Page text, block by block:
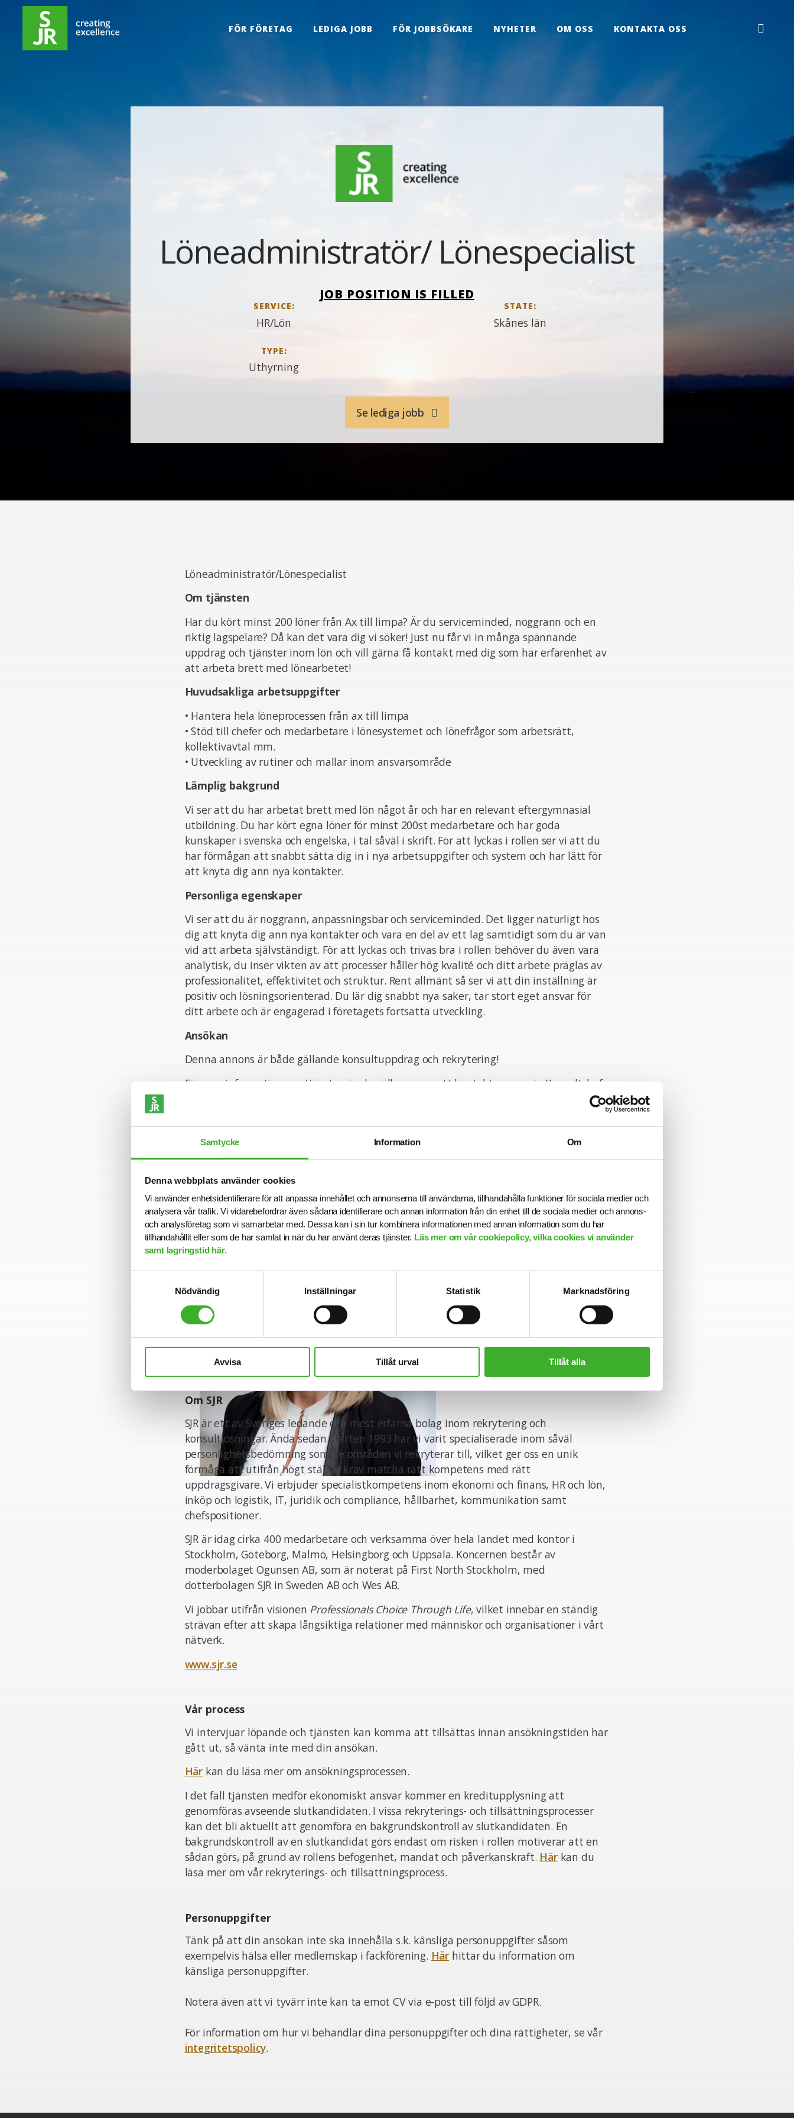
Samtycke Information Om
Denna webbplats använder cookies
Vi använder enhetsidentifierare för att anpassa innehållet och annonserna till användarna, tillhandahålla funktioner för sociala medier och
analysera vår trafik. Vi vidarebefordrar även sådana identifierare och annan information från din enhet till de sociala medier och annons-
och analysföretag som vi samarbetar med. Dessa kan i sin tur kombinera informationen med annan information som du har
tillhandahållit eller som de har samlat in när du har använt deras tjänster. Läs mer om vår cookiepolicy, vilka cookies vi använder
samt lagringstid här.
Nödvändig
Inställningar Statistik Marknadsföring
Avvisa Tillåt urval Tillåt alla
Hoppa till innehåll
FÖR FÖRETAG LEDIGA JOBB FÖR JOBBSÖKARE NYHETER OM OSS KONTAKTA OSS
JOB POSITION IS FILLED
SERVICE:
HR/Lön
STATE:
Skånes län
TYPE:
Uthyrning
Löneadministratör/ Lönespecialist
Se lediga jobb
Löneadministratör/Lönespecialist
Om tjänsten
Har du kört minst 200 löner från Ax till limpa? Är du serviceminded, noggrann och en
riktig lagspelare? Då kan det vara dig vi söker! Just nu får vi in många spännande
uppdrag och tjänster inom lön och vill gärna få kontakt med dig som har erfarenhet av
att arbeta brett med lönearbetet!
Huvudsakliga arbetsuppgifter
• Hantera hela löneprocessen från ax till limpa
• Stöd till chefer och medarbetare i lönesystemet och lönefrågor som arbetsrätt,
kollektivavtal mm.
• Utveckling av rutiner och mallar inom ansvarsområde
Lämplig bakgrund
Vi ser att du har arbetat brett med lön något år och har en relevant eftergymnasial
utbildning. Du har kört egna löner för minst 200st medarbetare och har goda
kunskaper i svenska och engelska, i tal såväl i skrift. För att lyckas i rollen ser vi att du
har förmågan att snabbt sätta dig in i nya arbetsuppgifter och system och har lätt för
att knyta dig ann nya kontakter.
Personliga egenskaper
Vi ser att du är noggrann, anpassningsbar och serviceminded. Det ligger naturligt hos
dig att knyta dig ann nya kontakter och vara en del av ett lag samtidigt som du är van
vid att arbeta självständigt. För att lyckas och trivas bra i rollen behöver du även vara
analytisk, du inser vikten av att processer håller hög kvalité och ditt arbete präglas av
professionalitet, effektivitet och struktur. Rent allmänt så ser vi att din inställning är
positiv och lösningsorienterad. Du lär dig snabbt nya saker, tar stort eget ansvar för
ditt arbete och är engagerad i företagets fortsatta utveckling.
Ansökan
Denna annons är både gällande konsultuppdrag och rekrytering!
För mer information om tjänsten är du välkommen att kontakta ansvarig Konsultchef
Jennie Olsson på jennie.olsson@sjr.se. Vi intervjuar löpande och tjänsten kan komma
Varmt välkommen med din ansökan!
Se lediga jobb
Jennie Olsson
076-647 16 19
E-mail me
Om SJR
SJR är ett av Sveriges ledande och mest erfarna bolag inom rekrytering och
konsultlösningar. Ända sedan starten 1993 har vi varit specialiserade inom såväl
personlighetsbedömning som de områden vi rekryterar till, vilket ger oss en unik
förmåga att utifrån högt ställda krav matcha rätt kompetens med rätt
uppdragsgivare. Vi erbjuder specialistkompetens inom ekonomi och finans, HR och lön,
inköp och logistik, IT, juridik och compliance, hållbarhet, kommunikation samt
chefspositioner.
SJR är idag cirka 400 medarbetare och verksamma över hela landet med kontor i
Stockholm, Göteborg, Malmö, Helsingborg och Uppsala. Koncernen består av
moderbolaget Ogunsen AB, som är noterat på First North Stockholm, med
dotterbolagen SJR in Sweden AB och Wes AB.
Vi jobbar utifrån visionen Professionals Choice Through Life, vilket innebär en ständig
strävan efter att skapa långsiktiga relationer med människor och organisationer i vårt
nätverk.
www.sjr.se
Vår process
Vi intervjuar löpande och tjänsten kan komma att tillsättas innan ansökningstiden har
gått ut, så vänta inte med din ansökan.
Härkan du läsa mer om ansökningsprocessen.
I det fall tjänsten medför ekonomiskt ansvar kommer en kreditupplysning att
genomföras avseende slutkandidaten. I vissa rekryterings- och tillsättningsprocesser
kan det bli aktuellt att genomföra en bakgrundskontroll av slutkandidaten. En
bakgrundskontroll av en slutkandidat görs endast om risken i rollen motiverar att en
sådan görs, på grund av rollens befogenhet, mandat och påverkanskraft. Härkan du
läsa mer om vår rekryterings- och tillsättningsprocess.
Personuppgifter
Tänk på att din ansökan inte ska innehålla s.k. känsliga personuppgifter såsom
exempelvis hälsa eller medlemskap i fackförening. Härhittar du information om
känsliga personuppgifter.
Notera även att vi tyvärr inte kan ta emot CV via e-post till följd av GDPR.
För information om hur vi behandlar dina personuppgifter och dina rättigheter, se vår
integritetspolicy.